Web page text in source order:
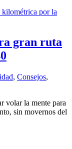
kilométrica por la
gran ruta
, Consejos,
volar la mente para
sin movernos del